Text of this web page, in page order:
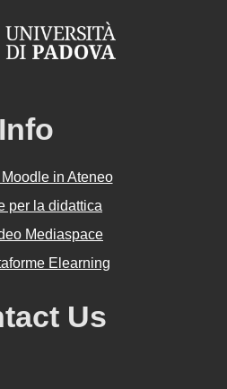
Info
in Ateneo
per la didattica
Mediaspace
Elearning
Us